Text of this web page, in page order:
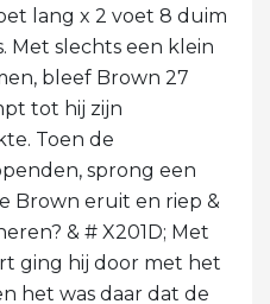
lang x 2 voet 8 duim
Met slechts een klein
bleef Brown 27
tot hij zijn
Toen de
sprong een
Brown eruit en riep &
& # X201D; Met
ging hij door met het
het was daar dat de